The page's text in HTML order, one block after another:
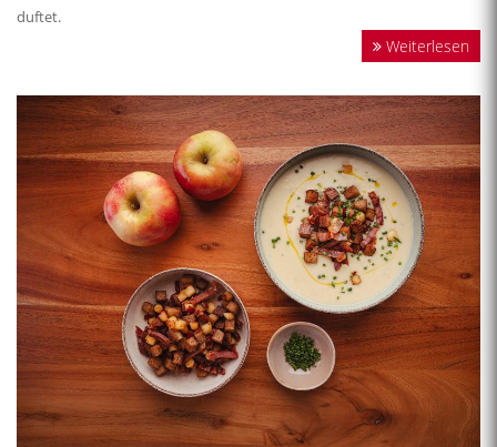
duftet.
Weiterlesen